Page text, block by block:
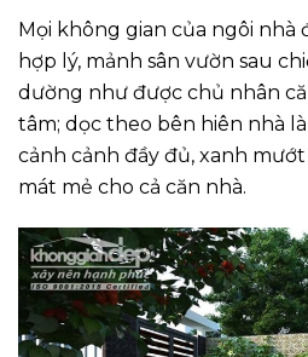
Mọi không gian của ngôi
hợp lý, mảnh sân vườn sau
dường như được chủ nhân
tâm; dọc theo bên hiên nhà
cảnh cảnh đầy đủ, xanh
mát mẻ cho cả căn nhà.